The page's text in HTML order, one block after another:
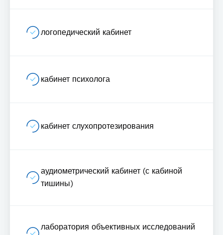
логопедический кабинет
кабинет психолога
кабинет слухопротезирования
аудиометрический кабинет (с кабиной
тишины)
лаборатория объективных исследований